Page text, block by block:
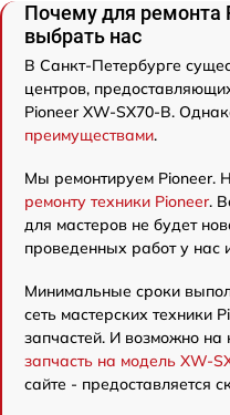
Почему для ремонта
выбрать нас
В Санкт-Петербурге
центров,
Pioneer XW-SX70-B.
преимуществами.
Мы ремонтируем Pioneer.
ремонту техники Pioneer.
для мастеров не будет
проведенных работ у нас
Минимальные сроки
сеть мастерских техники
запчастей. И возможно
запчасть на модель XW-
сайте - предоставляется